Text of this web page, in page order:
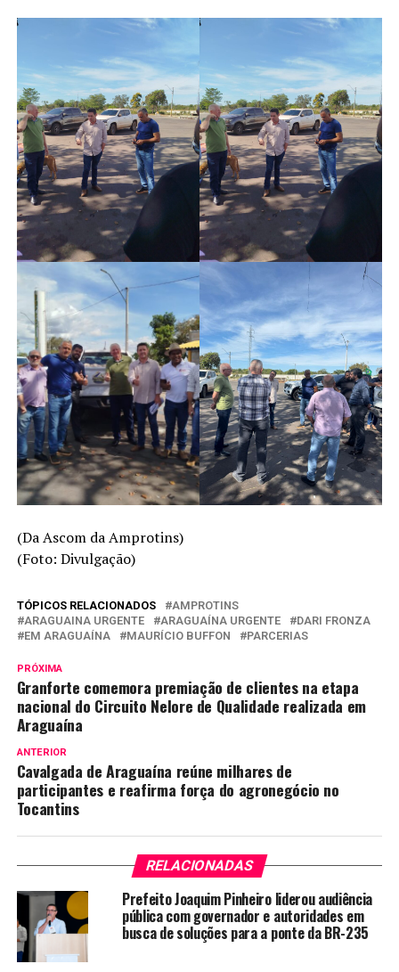
(Da Ascom da Amprotins)
(Foto: Divulgação)
TÓPICOS RELACIONADOS
AMPROTINS
ARAGUAINA URGENTE
ARAGUAÍNA URGENTE
DARI FRONZA
EM ARAGUAÍNA
MAURÍCIO BUFFON PARCERIAS
PRÓXIMA
Granforte comemora premiação de clientes na etapa
nacional do Circuito Nelore de Qualidade realizada em
Araguaína
ANTERIOR
Cavalgada de Araguaína reúne milhares de
participantes e reafirma força do agronegócio no
Tocantins
RELACIONADAS
Prefeito Joaquim Pinheiro liderou audiência
pública com governador e autoridades em
busca de soluções para a ponte da BR-235